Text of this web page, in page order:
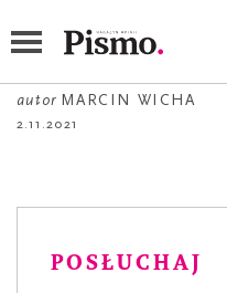
Dobre
autor MARCIN WICHA
2.11.2021
POSŁUCHAJ